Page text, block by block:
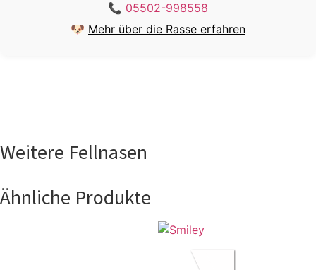
📞 05502-998558
🐶 Mehr über die Rasse erfahren
Weitere Fellnasen
Ähnliche Produkte